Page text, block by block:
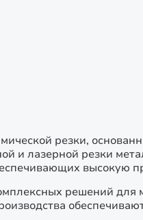
резки,
и лазерной резки
высокую
решений